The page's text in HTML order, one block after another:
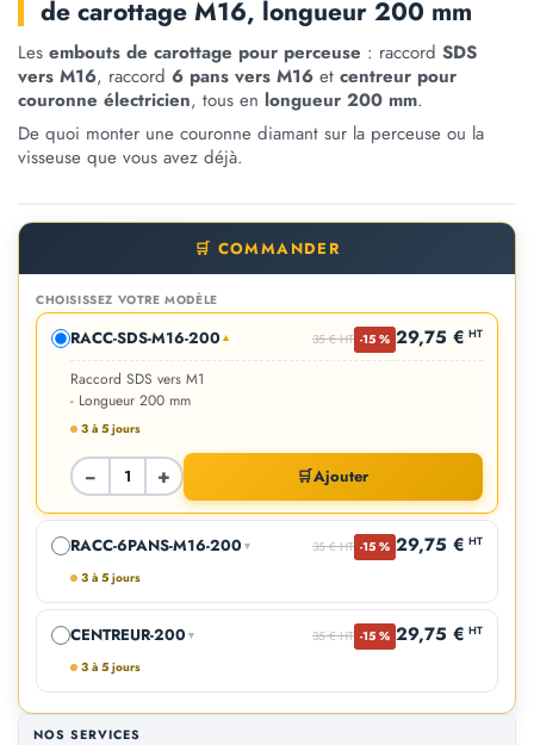
de carottage M16, longueur 200 mm
Les embouts de carottage pour perceuse : raccord SDS
vers M16, raccord 6 pans vers M16 et centreur pour
couronne électricien, tous en longueur 200 mm.
De quoi monter une couronne diamant sur la perceuse ou la
visseuse que vous avez déjà.
🛒 COMMANDER
CHOISISSEZ VOTRE MODÈLE
RACC-SDS-M16-200 ▼ 35 € HT -15 % 29,75 € HT
Raccord SDS vers M1
- Longueur 200 mm
3 à 5 jours
− + 🛒Ajouter
RACC-6PANS-M16-200 ▼ 35 € HT -15 % 29,75 € HT
3 à 5 jours
CENTREUR-200 ▼ 35 € HT -15 % 29,75 € HT
3 à 5 jours
NOS SERVICES